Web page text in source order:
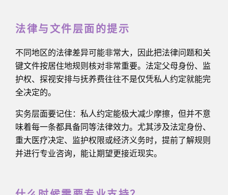
法律与文件层面的提示
不同地区的法律差异可能非常大，因此把法律问题和关
键文件按居住地规则核对非常重要。法定父母身份、监
护权、探视安排与抚养费往往不是仅凭私人约定就能完
全决定的。
实务层面要记住：私人约定能极大减少摩擦，但并不意
味着每一条都具备同等法律效力。尤其涉及法定身份、
重大医疗决定、监护权限或经济义务时，提前了解规则
并进行专业咨询，能让期望更接近现实。